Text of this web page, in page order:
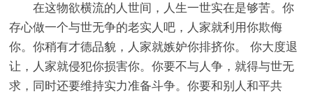
在这物欲横流的人世间，人生一世实在是够苦。你
存心做一个与世无争的老实人吧，人家就利用你欺侮
你。你稍有才德品貌，人家就嫉妒你排挤你。 你大度退
让，人家就侵犯你损害你。你要不与人争，就得与世无
求，同时还要维持实力准备斗争。你要和别人和平共